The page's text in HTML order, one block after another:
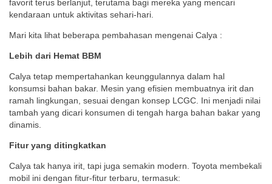
favorit terus berlanjut, terutama bagi mereka yang mencari
kendaraan untuk aktivitas sehari-hari.
Mari kita lihat beberapa pembahasan mengenai Calya :
Lebih dari Hemat BBM
Calya tetap mempertahankan keunggulannya dalam hal
konsumsi bahan bakar. Mesin yang efisien membuatnya irit dan
ramah lingkungan, sesuai dengan konsep LCGC. Ini menjadi nilai
tambah yang dicari konsumen di tengah harga bahan bakar yang
dinamis.
Fitur yang ditingkatkan
Calya tak hanya irit, tapi juga semakin modern. Toyota membekali
mobil ini dengan fitur-fitur terbaru, termasuk: